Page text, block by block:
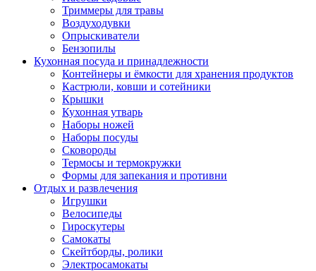
Триммеры для травы
Воздуходувки
Опрыскиватели
Бензопилы
Кухонная посуда и принадлежности
Контейнеры и ёмкости для хранения продуктов
Кастрюли, ковши и сотейники
Крышки
Кухонная утварь
Наборы ножей
Наборы посуды
Сковороды
Термосы и термокружки
Формы для запекания и противни
Отдых и развлечения
Игрушки
Велосипеды
Гироскутеры
Самокаты
Скейтборды, ролики
Электросамокаты